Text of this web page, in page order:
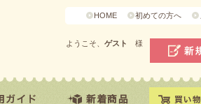
HOME 初めての方へ
ようこそ、 ゲスト 様